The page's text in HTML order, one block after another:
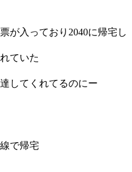
が入っており2040に帰宅し
ていた
してくれてるのにー
で帰宅